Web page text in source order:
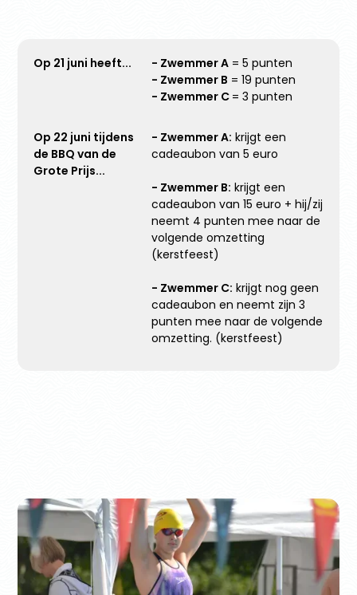
Op 21 juni heeft... - Zwemmer A= 5 punten
- Zwemmer B = 19 punten
- Zwemmer C = 3 punten
Op 22 juni tijdens
de BBQ van de
Grote Prijs...
- Zwemmer A: krijgt een
cadeaubon van 5 euro
- Zwemmer B: krijgt een
cadeaubon van 15 euro + hij/zij
neemt 4 punten mee naar de
volgende omzetting
(kerstfeest)
- Zwemmer C: krijgt nog geen
cadeaubon en neemt zijn 3
punten mee naar de volgende
omzetting. (kerstfeest)